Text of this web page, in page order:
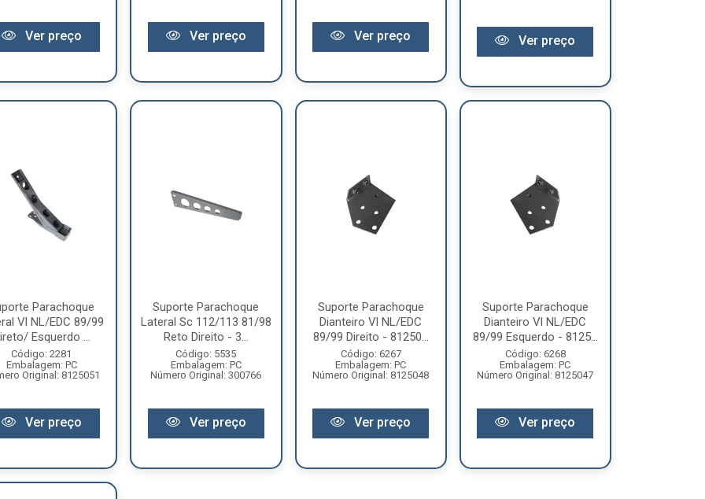
Ver preço Ver preço Ver preço Ver preço
Parachoque
Vl NL/EDC 89/99
Esquerdo ...
Código: 2281
Embalagem: PC
Original: 8125051
Ver preço
Suporte Parachoque
Lateral Sc 112/113 81/98
Reto Direito - 3...
Código: 5535
Embalagem: PC
Número Original: 300766
Ver preço
Suporte Parachoque
Dianteiro Vl NL/EDC
89/99 Direito - 81250...
Código: 6267
Embalagem: PC
Número Original: 8125048
Ver preço
Suporte Parachoque
Dianteiro Vl NL/EDC
89/99 Esquerdo - 8125...
Código: 6268
Embalagem: PC
Número Original: 8125047
Ver preço